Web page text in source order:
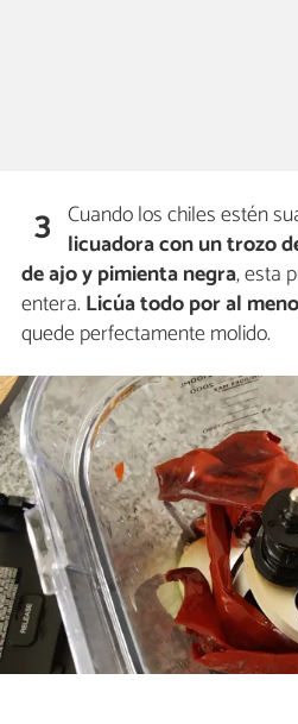
3 Cuando los chiles estén
licuadora con un trozo
de ajo y pimienta negra, esta
entera. Licúa todo por al
quede perfectamente molido.